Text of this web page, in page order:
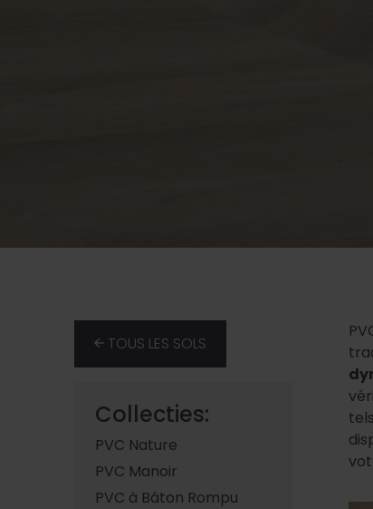
TOUS LES SOLS
Collecties:
PVC Nature
PVC Manoir
PVC à Bâton Rompu